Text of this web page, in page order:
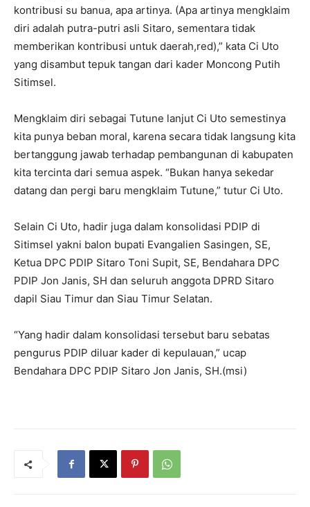
kontribusi su banua, apa artinya. (Apa artinya mengklaim
diri adalah putra-putri asli Sitaro, sementara tidak
memberikan kontribusi untuk daerah,red),” kata Ci Uto
yang disambut tepuk tangan dari kader Moncong Putih
Sitimsel.
Mengklaim diri sebagai Tutune lanjut Ci Uto semestinya
kita punya beban moral, karena secara tidak langsung kita
bertanggung jawab terhadap pembangunan di kabupaten
kita tercinta dari semua aspek. “Bukan hanya sekedar
datang dan pergi baru mengklaim Tutune,” tutur Ci Uto.
Selain Ci Uto, hadir juga dalam konsolidasi PDIP di
Sitimsel yakni balon bupati Evangalien Sasingen, SE,
Ketua DPC PDIP Sitaro Toni Supit, SE, Bendahara DPC
PDIP Jon Janis, SH dan seluruh anggota DPRD Sitaro
dapil Siau Timur dan Siau Timur Selatan.
“Yang hadir dalam konsolidasi tersebut baru sebatas
pengurus PDIP diluar kader di kepulauan,” ucap
Bendahara DPC PDIP Sitaro Jon Janis, SH.(msi)